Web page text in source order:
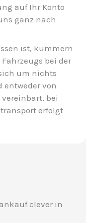
auf Ihr Konto
ganz nach
ist, kümmern
bei der
um nichts
entweder von
bei
erfolgt
clever in